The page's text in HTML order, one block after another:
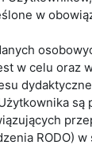
w
w celu oraz
są
RODO)